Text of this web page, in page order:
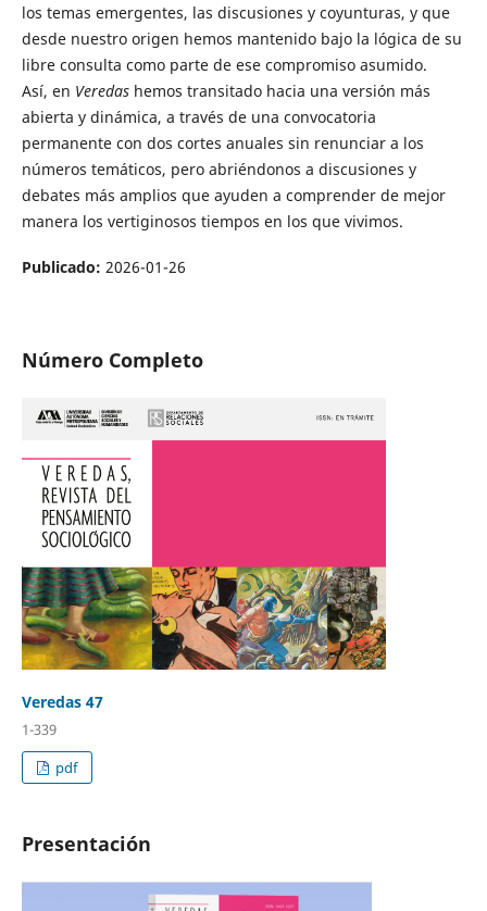
los temas emergentes, las discusiones y coyunturas, y que
desde nuestro origen hemos mantenido bajo la lógica de su
libre consulta como parte de ese compromiso asumido.
Así, en Veredashemos transitado hacia una versión más
abierta y dinámica, a través de una convocatoria
permanente con dos cortes anuales sin renunciar a los
números temáticos, pero abriéndonos a discusiones y
debates más amplios que ayuden a comprender de mejor
manera los vertiginosos tiempos en los que vivimos.
Publicado: 2026-01-26
Número Completo
Veredas 47
1-339
pdf
Presentación